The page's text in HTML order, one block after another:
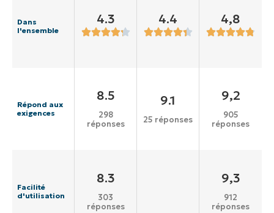
Dans
l'ensemble
4.3 4.4 4,8
Répond aux
exigences
8.5
298
réponses
9.1
25 réponses
9,2
905
réponses
Facilité
d'utilisation
8.3
303
réponses
9,3
912
réponses